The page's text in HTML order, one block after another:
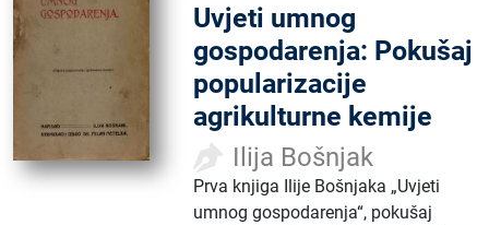
Uvjeti umnog
gospodarenja: Pokušaj
popularizacije
agrikulturne kemije
Ilija Bošnjak
Prva knjiga Ilije Bošnjaka „Uvjeti
umnog gospodarenja“, pokušaj